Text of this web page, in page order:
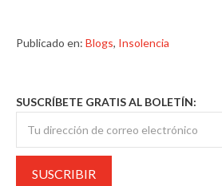
Publicado en: Blogs, Insolencia
SUSCRÍBETE GRATIS AL BOLETÍN: